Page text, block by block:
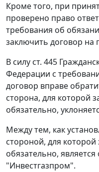
Кроме того, при
проверено право
требования об
заключить договор на
В силу ст. 445
Федерации с
договор вправе
сторона, для которой
обязательно,
Между тем, как
стороной, для
обязательно,
"Инвестгазпром".